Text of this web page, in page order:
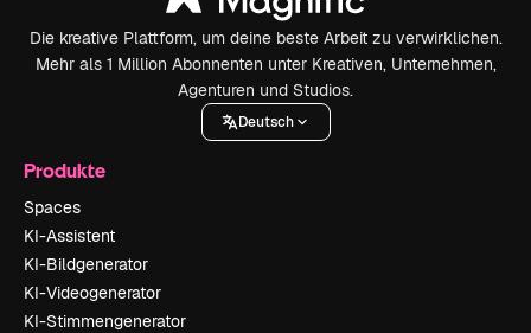
Die kreative Plattform, um deine beste Arbeit zu verwirklichen.
Mehr als 1 Million Abonnenten unter Kreativen, Unternehmen,
Agenturen und Studios.
Deutsch
Produkte
Spaces
KI-Assistent
KI-Bildgenerator
KI-Videogenerator
KI-Stimmengenerator